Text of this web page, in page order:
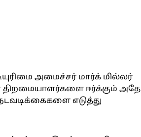
அமைச்சர் மார்க் மில்லர்
திறமையாளர்களை ஈர்க்கும் அதே
எடுத்து